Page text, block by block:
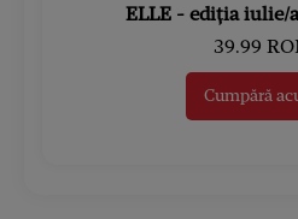
ELLE - ediția iulie/
39.99
Cumpără